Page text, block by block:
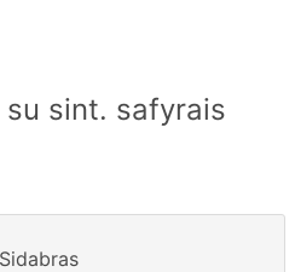
sint. safyrais
Sidabras